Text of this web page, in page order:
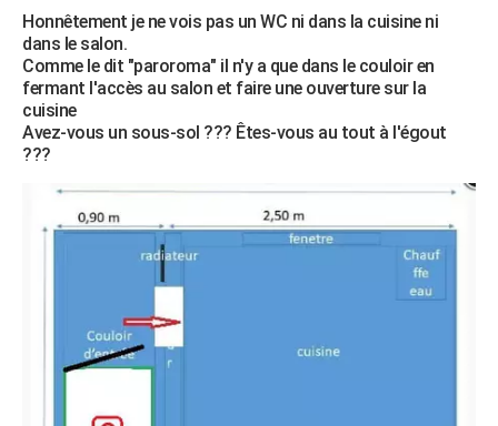
Honnêtement je ne vois pas un WC ni dans la cuisine ni
dans le salon.
Comme le dit "paroroma" il n'y a que dans le couloir en
fermant l'accès au salon et faire une ouverture sur la
cuisine
Avez-vous un sous-sol ??? Êtes-vous au tout à l'égout
???